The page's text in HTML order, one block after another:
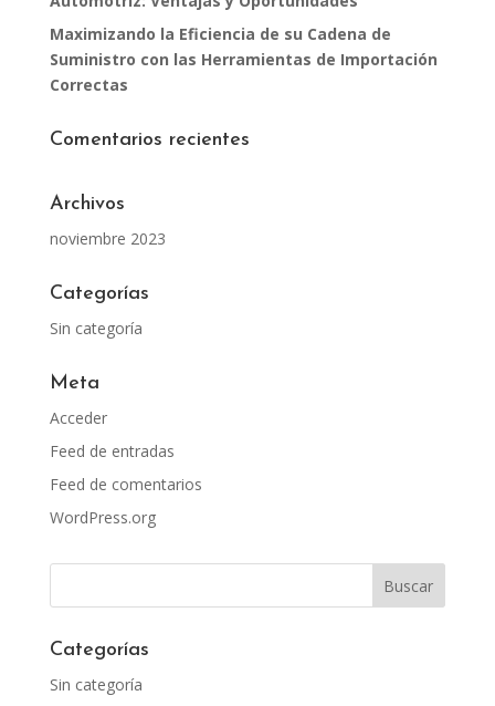
Maximizando la Eficiencia de su Cadena de
Suministro con las Herramientas de Importación
Correctas
Comentarios recientes
Archivos
noviembre 2023
Categorías
Sin categoría
Meta
Acceder
Feed de entradas
Feed de comentarios
WordPress.org
Categorías
Sin categoría